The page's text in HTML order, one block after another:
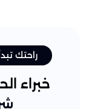
راحتك
خبراء